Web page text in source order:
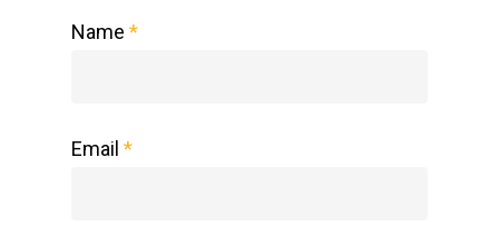
Name *
Email *